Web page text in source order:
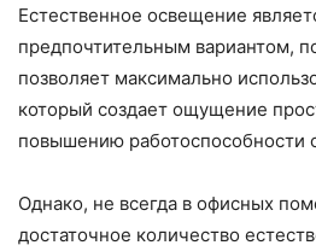
Естественное освещение
предпочтительным вариантом,
позволяет максимально
который создает ощущение
повышению работоспособности
Однако, не всегда в офисных
достаточное количество